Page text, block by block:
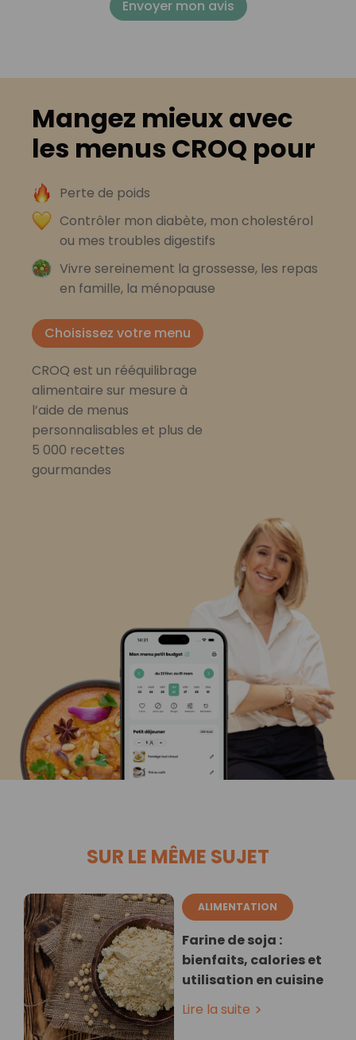
Envoyer mon avis
Mangez mieux avec
les menus CROQ pour
Perte de poids
Contrôler mon diabète, mon cholestérol
ou mes troubles digestifs
Vivre sereinement la grossesse, les repas
en famille, la ménopause
Choisissez votre menu
CROQ est un rééquilibrage
alimentaire sur mesure à
l’aide de menus
personnalisables et plus de
5 000 recettes
gourmandes
SUR LE MÊME SUJET
ALIMENTATION
Farine de soja :
bienfaits, calories et
utilisation en cuisine
Lire la suite